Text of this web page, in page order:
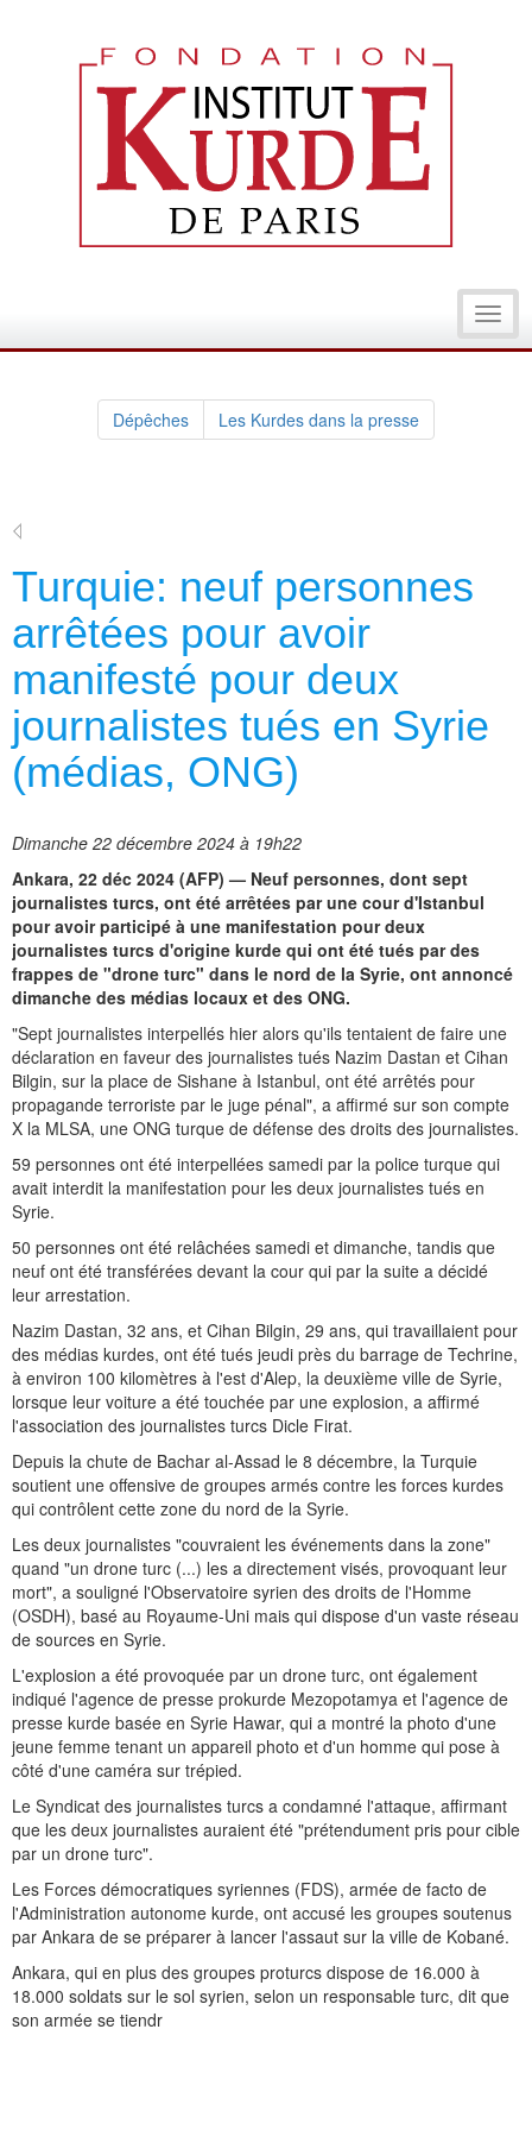
Dépêches Les Kurdes dans la presse
Turquie: neuf personnes
arrêtées pour avoir
manifesté pour deux
journalistes tués en Syrie
(médias, ONG)
Dimanche 22 décembre 2024 à 19h22
Ankara, 22 déc 2024 (AFP) — Neuf personnes, dont sept
journalistes turcs, ont été arrêtées par une cour d'Istanbul
pour avoir participé à une manifestation pour deux
journalistes turcs d'origine kurde qui ont été tués par des
frappes de "drone turc" dans le nord de la Syrie, ont annoncé
dimanche des médias locaux et des ONG.
"Sept journalistes interpellés hier alors qu'ils tentaient de faire une
déclaration en faveur des journalistes tués Nazim Dastan et Cihan
Bilgin, sur la place de Sishane à Istanbul, ont été arrêtés pour
propagande terroriste par le juge pénal", a affirmé sur son compte
X la MLSA, une ONG turque de défense des droits des journalistes.
59 personnes ont été interpellées samedi par la police turque qui
avait interdit la manifestation pour les deux journalistes tués en
Syrie.
50 personnes ont été relâchées samedi et dimanche, tandis que
neuf ont été transférées devant la cour qui par la suite a décidé
leur arrestation.
Nazim Dastan, 32 ans, et Cihan Bilgin, 29 ans, qui travaillaient pour
des médias kurdes, ont été tués jeudi près du barrage de Techrine,
à environ 100 kilomètres à l'est d'Alep, la deuxième ville de Syrie,
lorsque leur voiture a été touchée par une explosion, a affirmé
l'association des journalistes turcs Dicle Firat.
Depuis la chute de Bachar al-Assad le 8 décembre, la Turquie
soutient une offensive de groupes armés contre les forces kurdes
qui contrôlent cette zone du nord de la Syrie.
Les deux journalistes "couvraient les événements dans la zone"
quand "un drone turc (...) les a directement visés, provoquant leur
mort", a souligné l'Observatoire syrien des droits de l'Homme
(OSDH), basé au Royaume-Uni mais qui dispose d'un vaste réseau
de sources en Syrie.
L'explosion a été provoquée par un drone turc, ont également
indiqué l'agence de presse prokurde Mezopotamya et l'agence de
presse kurde basée en Syrie Hawar, qui a montré la photo d'une
jeune femme tenant un appareil photo et d'un homme qui pose à
côté d'une caméra sur trépied.
Le Syndicat des journalistes turcs a condamné l'attaque, affirmant
que les deux journalistes auraient été "prétendument pris pour cible
par un drone turc".
Les Forces démocratiques syriennes (FDS), armée de facto de
l'Administration autonome kurde, ont accusé les groupes soutenus
par Ankara de se préparer à lancer l'assaut sur la ville de Kobané.
Ankara, qui en plus des groupes proturcs dispose de 16.000 à
18.000 soldats sur le sol syrien, selon un responsable turc, dit que
son armée se tiendr